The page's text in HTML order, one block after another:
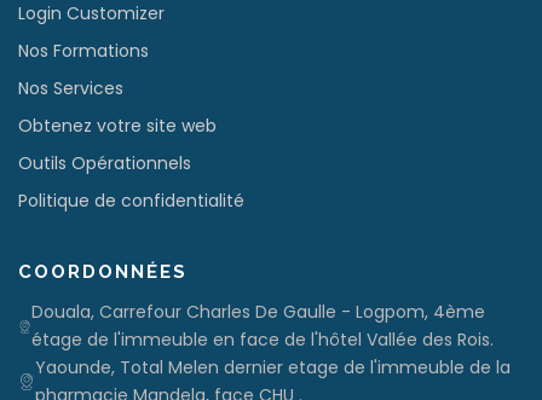
Login Customizer
Nos Formations
Nos Services
Obtenez votre site web
Outils Opérationnels
Politique de confidentialité
COORDONNÉES
Douala, Carrefour Charles De Gaulle - Logpom, 4ème
étage de l'immeuble en face de l'hôtel Vallée des Rois.
Yaounde, Total Melen dernier etage de l'immeuble de la